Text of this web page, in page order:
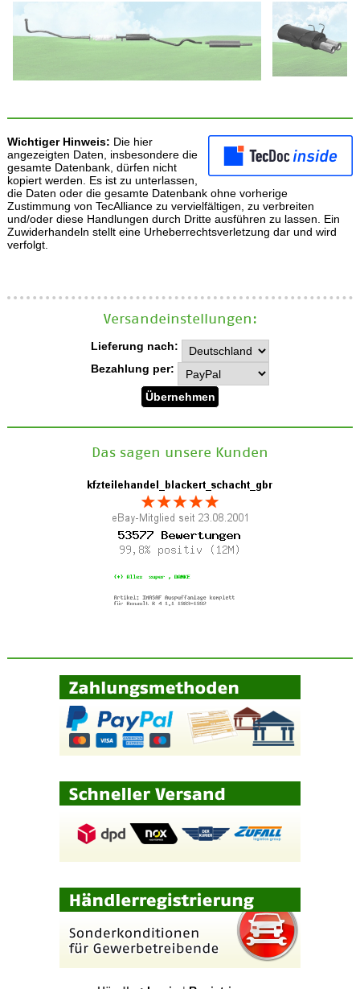
Wichtiger Hinweis: Die hier
angezeigten Daten, insbesondere die
gesamte Datenbank, dürfen nicht
kopiert werden. Es ist zu unterlassen,
die Daten oder die gesamte Datenbank ohne vorherige
Zustimmung von TecAlliance zu vervielfältigen, zu verbreiten
und/oder diese Handlungen durch Dritte ausführen zu lassen. Ein
Zuwiderhandeln stellt eine Urheberrechtsverletzung dar und wird
verfolgt.
Versand­einstellungen:
Lieferung nach:
Bezahlung per:
Das sagen unsere Kunden